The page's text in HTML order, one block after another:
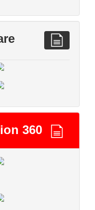
360